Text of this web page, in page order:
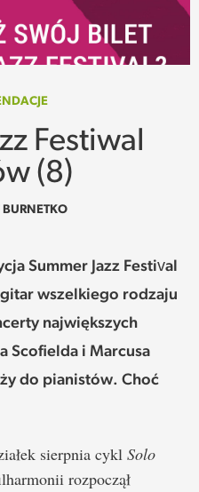
Festiwal
(8)
BURNETKO
Summer Jazz Festival
wszelkiego rodzaju
największych
Scofielda i Marcusa
do pianistów. Choć
sierpnia cykl Solo
rozpoczął